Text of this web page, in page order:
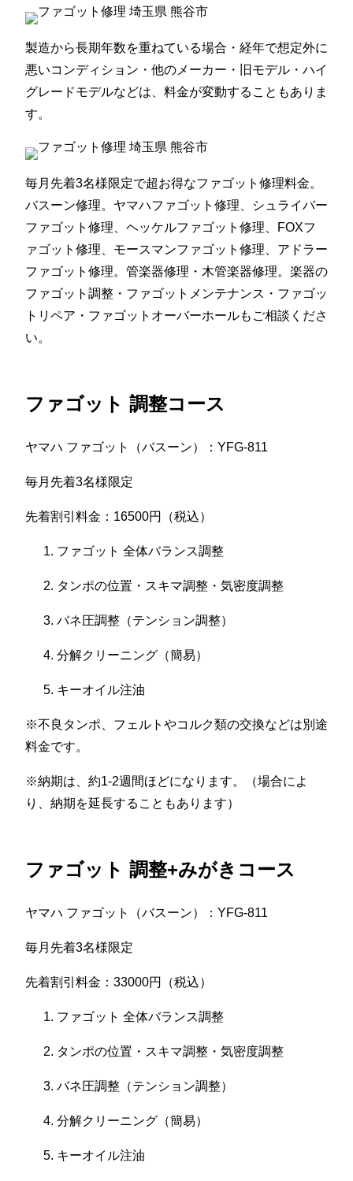
製造から長期年数を重ねている場合・経年で想定外に
悪いコンディション・他のメーカー・旧モデル・ハイ
グレードモデルなどは、料金が変動することもありま
す。
毎月先着3名様限定で超お得なファゴット修理料金。
バスーン修理。ヤマハファゴット修理、シュライバー
ファゴット修理、ヘッケルファゴット修理、FOXフ
ァゴット修理、モースマンファゴット修理、アドラー
ファゴット修理。管楽器修理・木管楽器修理。楽器の
ファゴット調整・ファゴットメンテナンス・ファゴッ
トリペア・ファゴットオーバーホールもご相談くださ
い。
ファゴット 調整コース
ヤマハ ファゴット（バスーン）：YFG-811
毎月先着3名様限定
先着割引料金：16500円（税込）
ファゴット 全体バランス調整
タンポの位置・スキマ調整・気密度調整
バネ圧調整（テンション調整）
分解クリーニング（簡易）
キーオイル注油
※不良タンポ、フェルトやコルク類の交換などは別途
料金です。
※納期は、約1-2週間ほどになります。（場合によ
り、納期を延長することもあります）
ファゴット 調整+みがきコース
ヤマハ ファゴット（バスーン）：YFG-811
毎月先着3名様限定
先着割引料金：33000円（税込）
ファゴット 全体バランス調整
タンポの位置・スキマ調整・気密度調整
バネ圧調整（テンション調整）
分解クリーニング（簡易）
キーオイル注油